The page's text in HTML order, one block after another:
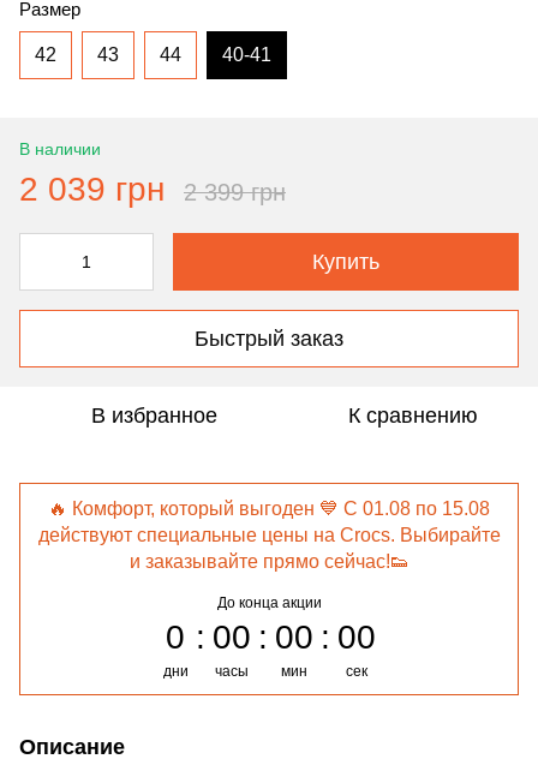
Размер
42 43 44 40-41
В наличии
2 039 грн 2 399 грн
Купить
Быстрый заказ
В избранное К сравнению
🔥 Комфорт, который выгоден 💙 С 01.08 по 15.08
действуют специальные цены на Crocs. Выбирайте
и заказывайте прямо сейчас!👟
До конца акции
0
дни
00
часы
00
мин
00
сек
Описание